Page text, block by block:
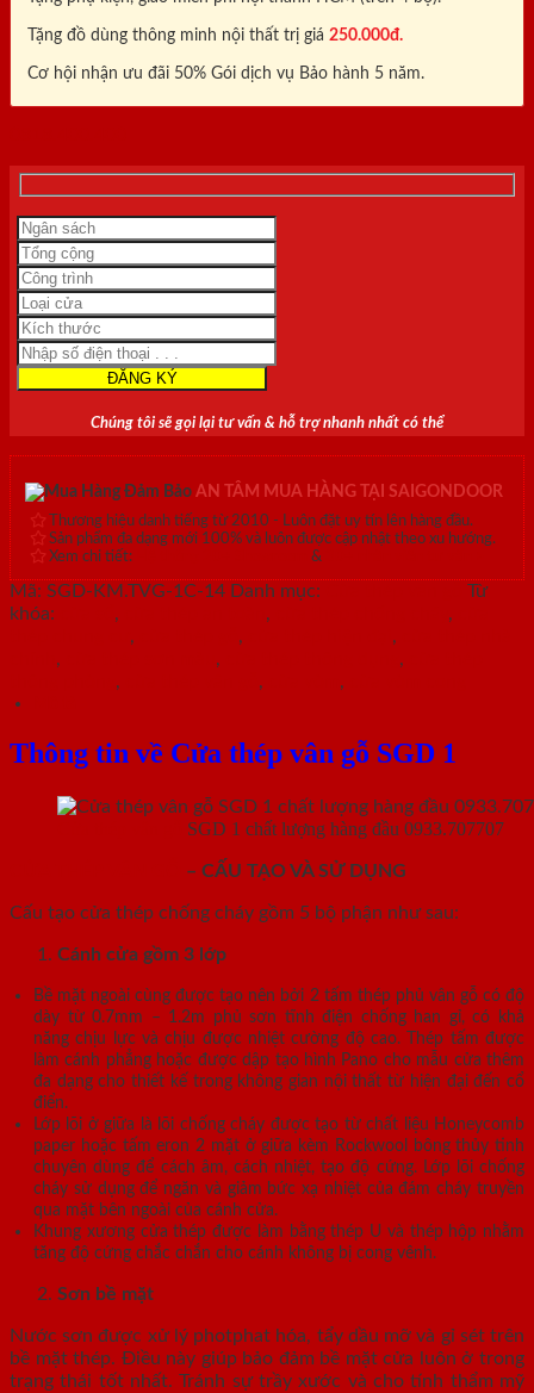
Tặng đồ dùng thông minh nội thất trị giá 250.000đ.
Cơ hội nhận ưu đãi 50% Gói dịch vụ Bảo hành 5 năm.
Chúng tôi sẽ gọi lại tư vấn & hỗ trợ nhanh nhất có thể
AN TÂM MUA HÀNG TẠI SAIGONDOOR
Thương hiệu danh tiếng từ 2010 - Luôn đặt uy tín lên hàng đầu.
Sản phẩm đa dạng mới 100% và luôn được cập nhật theo xu hướng.
Xem chi tiết:
&
Mã: SGD-KM.TVG-1C-14 Danh mục:
Từ
khóa:
, , ,
, , ,
, , ,
, , ,
Thông tin về Cửa thép vân gỗ SGD 1
SGD 1 chất lượng hàng đầu 0933.707707
– CẤU TẠO VÀ SỬ DỤNG
Cấu tạo cửa thép chống cháy gồm 5 bộ phận như sau:
Cánh cửa gồm 3 lớp
Bề mặt ngoài cùng được tạo nên bởi 2 tấm thép phủ vân gỗ có độ
dày từ 0.7mm – 1.2m phủ sơn tĩnh điện chống han gỉ, có khả
năng chịu lực và chịu được nhiệt cường độ cao. Thép tấm được
làm cánh phẳng hoặc được dập tạo hình Pano cho mẫu cửa thêm
đa dạng cho thiết kế trong không gian nội thất từ hiện đại đến cổ
điển.
Lớp lõi ở giữa là lõi chống cháy được tạo từ chất liệu Honeycomb
paper hoặc tấm eron 2 mặt ở giữa kèm Rockwool bông thủy tinh
chuyên dùng để cách âm, cách nhiệt, tạo độ cứng. Lớp lõi chống
cháy sử dụng để ngăn và giảm bức xạ nhiệt của đám cháy truyền
qua mặt bên ngoài của cánh cửa.
Khung xương cửa thép được làm bằng thép U và thép hộp nhằm
tăng độ cứng chắc chắn cho cánh không bị cong vênh.
Sơn bề mặt
Nước sơn được xử lý photphat hóa, tẩy dầu mỡ và gỉ sét trên
bề mặt thép. Điều này giúp bảo đảm bề mặt cửa luôn ở trong
trạng thái tốt nhất. Tránh sự trầy xước và cho tính thẩm mỹ